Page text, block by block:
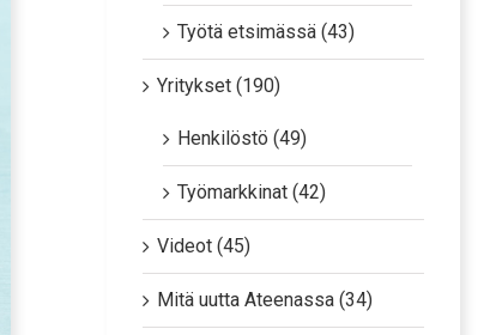
Työtä etsimässä (43)
Yritykset (190)
Henkilöstö (49)
Työmarkkinat (42)
Videot (45)
Mitä uutta Ateenassa (34)